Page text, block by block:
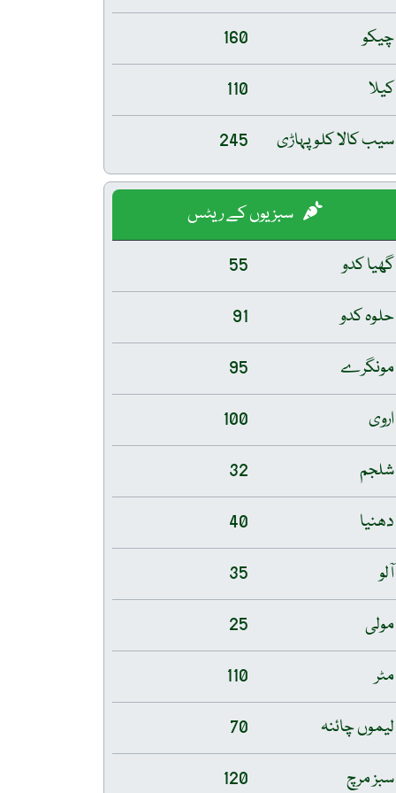
چیکو
160
کیلا
110
سیب کالا کلو پہاڑی
245
سبزیوں کے ریٹس
گھیا کدو
55
حلوہ کدو
91
مونگرے
95
اروی
100
شلجم
32
دھنیا
40
آلو
35
مولی
25
مٹر
110
لیموں چائنہ
70
سبز مرچ
120